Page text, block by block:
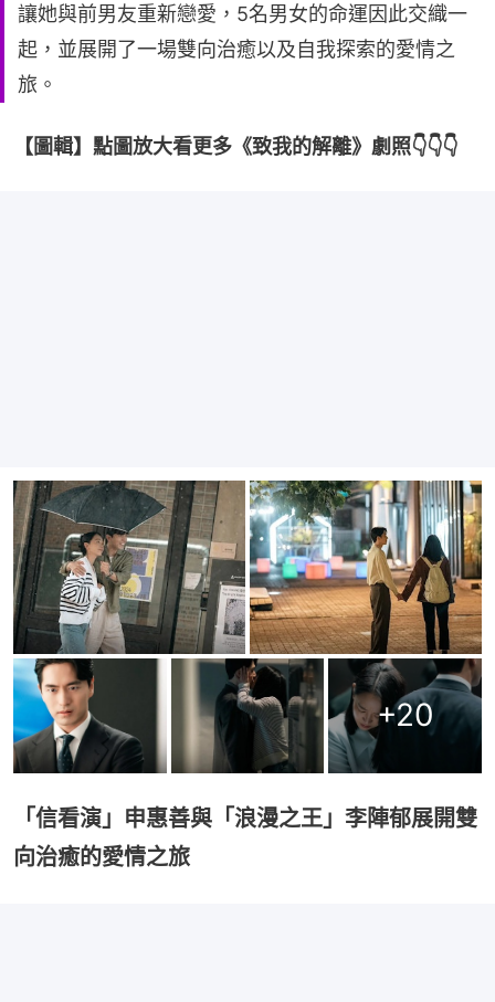
讓她與前男友重新戀愛，5名男女的命運因此交織一
起，並展開了一場雙向治癒以及自我探索的愛情之
旅。
【圖輯】點圖放大看更多《致我的解離》劇照👇👇👇
+20
「信看演」申惠善與「浪漫之王」李陣郁展開雙
向治癒的愛情之旅